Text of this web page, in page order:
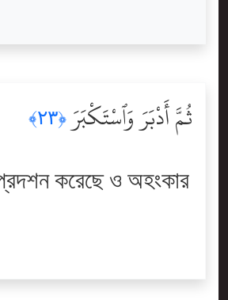
ثُمَّ أَدْبَرَ وَٱسْتَكْبَرَ﴿٢٣﴾
করেছে ও অহংকার